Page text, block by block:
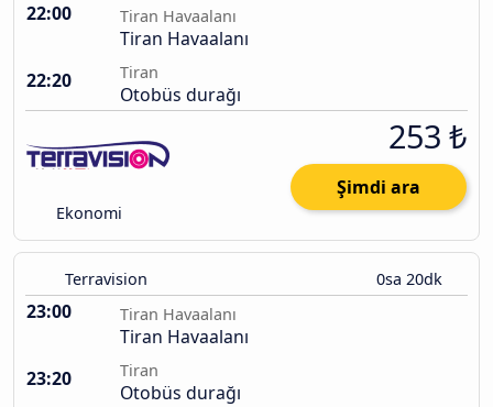
22:00 Tiran Havaalanı
Tiran Havaalanı
22:20
Tiran
Otobüs durağı
Ekonomi
253 ₺
Şimdi ara
Terravision 0sa 20dk
23:00 Tiran Havaalanı
Tiran Havaalanı
23:20
Tiran
Otobüs durağı